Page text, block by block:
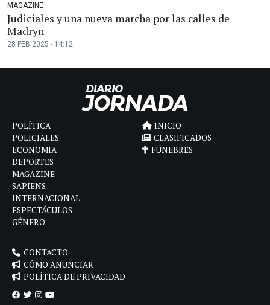
MAGAZINE
Judiciales y una nueva marcha por las calles de
Madryn
28 FEB 2025 - 14:12
POLÍTICA
POLICIALES
ECONOMIA
DEPORTES
MAGAZINE
SAPIENS
INTERNACIONAL
ESPECTÁCULOS
GÉNERO
INICIO
CLASIFICADOS
FÚNEBRES
CONTACTO
CÓMO ANUNCIAR
POLÍTICA DE PRIVACIDAD